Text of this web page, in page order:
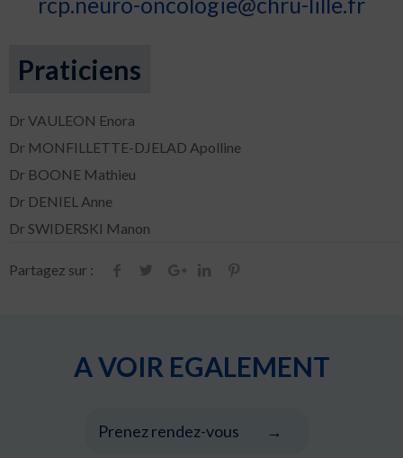
Praticiens
Dr VAULEON Enora
Dr MONFILLETTE-DJELAD Apolline
Dr BOONE Mathieu
Dr DENIEL Anne
Dr SWIDERSKI Manon
Partagez sur :
A VOIR EGALEMENT
Prenez rendez-vous